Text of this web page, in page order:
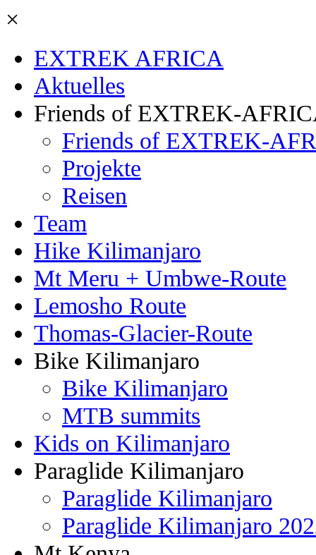
×
EXTREK AFRICA
Aktuelles
Friends of EXTREK-
Friends of EXTREK-
Projekte
Reisen
Team
Hike Kilimanjaro
Mt Meru + Umbwe-Route
Lemosho Route
Thomas-Glacier-Route
Bike Kilimanjaro
Bike Kilimanjaro
MTB summits
Kids on Kilimanjaro
Paraglide Kilimanjaro
Paraglide Kilimanjaro
Paraglide Kilimanjaro